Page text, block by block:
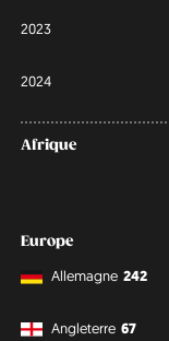
2023
2024
Afrique
Europe
Allemagne 242
Angleterre 67